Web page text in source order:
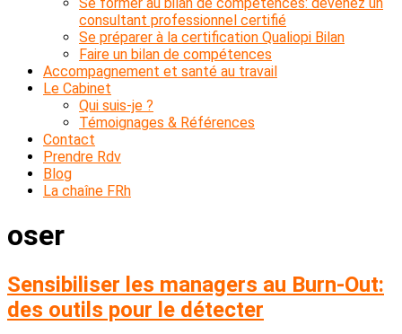
consultant professionnel certifié
Se préparer à la certification Qualiopi Bilan
Faire un bilan de compétences
Accompagnement et santé au travail
Le Cabinet
Qui suis-je ?
Témoignages & Références
Contact
Prendre Rdv
Blog
La chaîne FRh
oser
Sensibiliser les managers au Burn-Out:
des outils pour le détecter